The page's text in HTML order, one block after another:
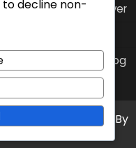
alternativer
Strategier for refluks og
Timely News By
to decline non-